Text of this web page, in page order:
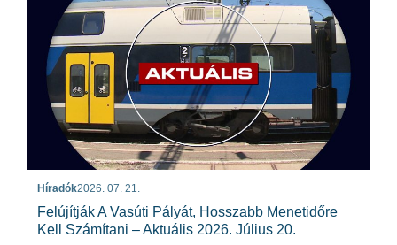
Híradók2026. 07. 21.
Felújítják A Vasúti Pályát, Hosszabb Menetidőre
Kell Számítani – Aktuális 2026. Július 20.